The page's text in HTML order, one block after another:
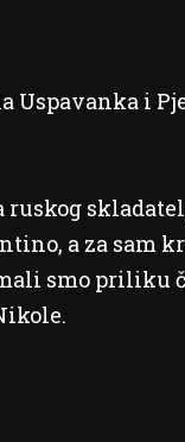
Uspavanka i
a za sam
smo priliku